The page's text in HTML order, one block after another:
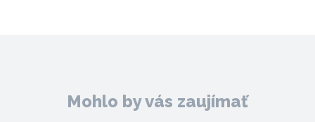
Mohlo by vás zaujímať